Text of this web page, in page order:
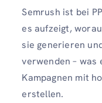
Semrush ist bei
es aufzeigt,
sie generieren
verwenden – was
Kampagnen mit
erstellen.